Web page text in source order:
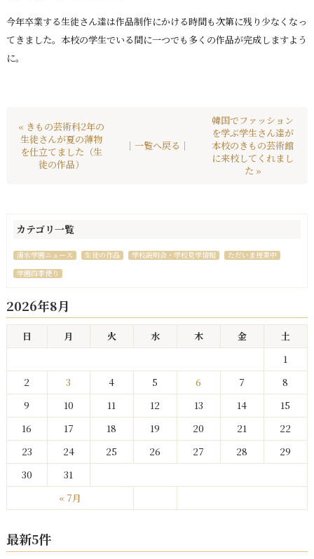
今年卒業する生徒さん達は作品制作にかける時間も次第に残り少なくなっ
てきました。本校の学生でいる間に一つでも多くの作品が完成しますよう
に。
« きもの芸術科2年の
生徒さんが夏の薄物
を仕立てました（生
徒の作品）
｜一覧へ戻る｜
韓国でファッション
を学ぶ学生さん達が
本校のきもの芸術館
に来校してくれまし
た »
カテゴリ一覧
清水学園ニュース 生徒の作品 学校説明会・学校見学情報
ただいま授業中
学園四季便り
2026年8月
日 月 火 水 木 金 土
« 7月
1
2
3 4 5 6 7
8
9
10 11 12 13 14
15
16
17 18 19 20 21
22
23
24 25 26 27 28
29
30
31
最新5件